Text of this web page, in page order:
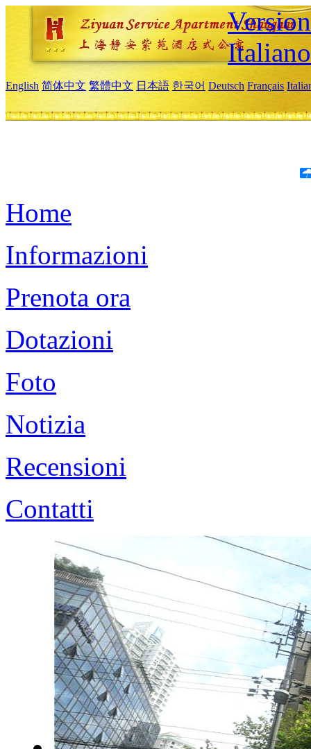
Italiano
English 简体中文 繁體中文 日本語 한국어 Deutsch Français
Home
Informazioni
Prenota ora
Dotazioni
Foto
Notizia
Recensioni
Contatti